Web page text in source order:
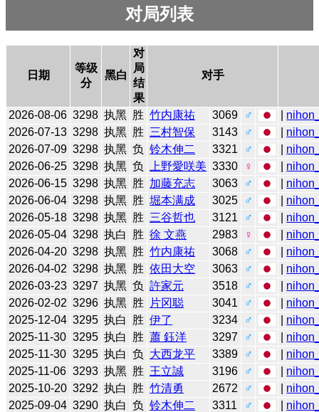
对局列表
日期
等级
分
黑白
对
局
结
果
对手
2026-08-06 3298 执黑 胜 竹内康祐 3069 ♂
2026-07-13 3298 执黑 胜 三村智保 3143 ♂
2026-07-09 3298 执黑 负 铃木伸二 3321 ♂
2026-06-25 3298 执黑 负 上野愛咲美 3330 ♀
2026-06-15 3298 执黑 胜 加藤充志 3063 ♂
2026-06-04 3298 执黑 胜 堀本满成 3025 ♂
2026-05-18 3298 执黑 胜 三谷哲也 3121 ♂
2026-05-04 3298 执白 胜 徐 文燕 2983 ♀
2026-04-20 3298 执黑 胜 竹内康祐 3068 ♂
2026-04-02 3298 执黑 胜 依田大空 3063 ♂
2026-03-23 3297 执黑 负 許家元 3518 ♂
2026-02-02 3296 执黑 胜 片冈聪 3041 ♂
2025-12-04 3295 执白 胜 伊了 3234 ♂
2025-11-30 3295 执白 胜 蕭 鈺洋 3297 ♂
2025-11-30 3295 执白 负 大西龙平 3389 ♂
2025-11-06 3293 执黑 胜 王立誠 3196 ♂
2025-10-20 3292 执白 胜 竹清勇 2672 ♂
2025-09-04 3290 执白 负 铃木伸二 3311 ♂